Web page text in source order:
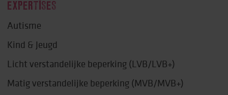
EXPERTISES
Autisme
Kind & Jeugd
Licht verstandelijke beperking (LVB/LVB+)
Matig verstandelijke beperking (MVB/MVB+)